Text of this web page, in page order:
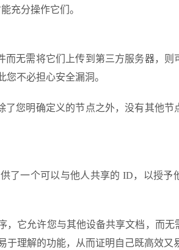
充分操作它们。
无需将它们上传到第三方服务器，则
不必担心安全漏洞。
您明确定义的节点之外，没有其他节
了一个可以与他人共享的 ID，以授予
，它允许您与其他设备共享文档，而
理解的功能，从而证明自己既高效又